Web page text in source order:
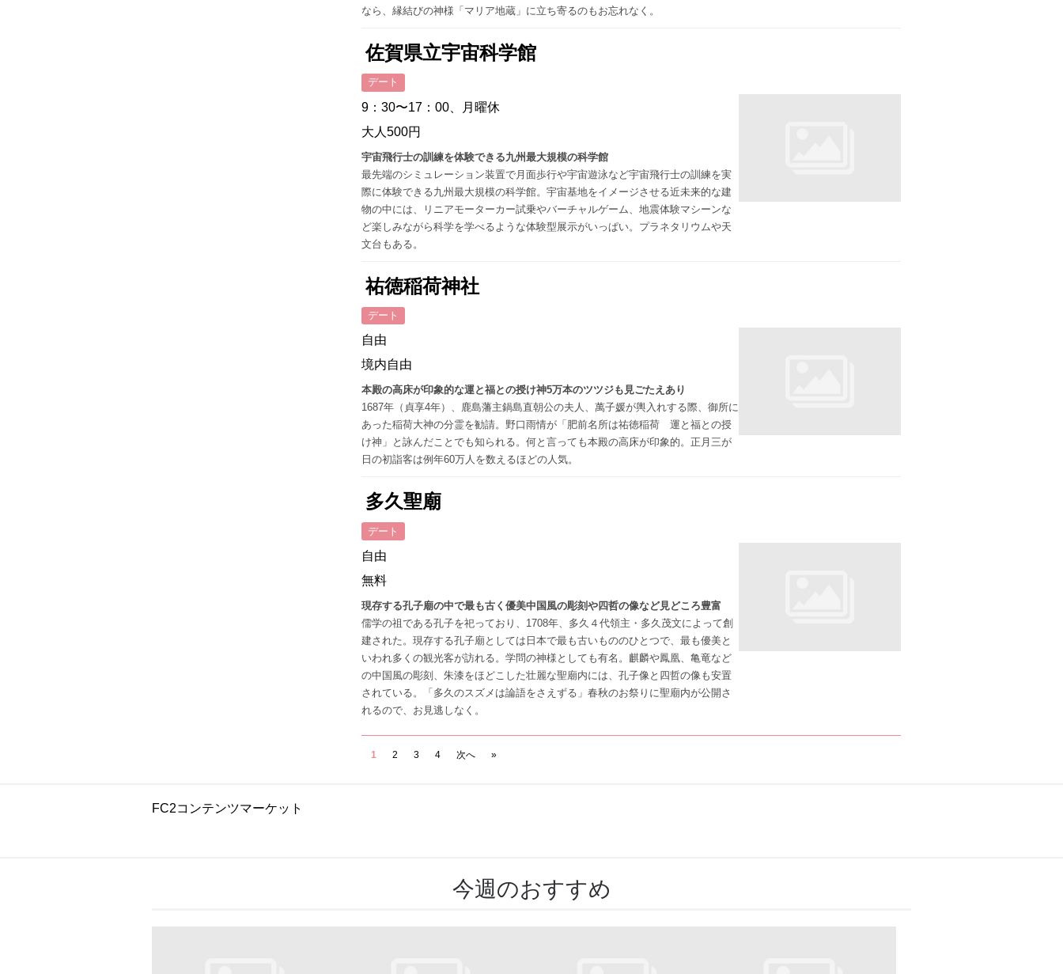
なら、縁結びの神様「マリア地蔵」に立ち寄るのもお忘れなく。
佐賀県立宇宙科学館
デート
9：30〜17：00、月曜休
大人500円
宇宙飛行士の訓練を体験できる九州最大規模の科学館
最先端のシミュレーション装置で月面歩行や宇宙遊泳など宇宙飛行士の訓練を実
際に体験できる九州最大規模の科学館。宇宙基地をイメージさせる近未来的な建
物の中には、リニアモーターカー試乗やバーチャルゲーム、地震体験マシーンな
ど楽しみながら科学を学べるような体験型展示がいっぱい。プラネタリウムや天
文台もある。
祐徳稲荷神社
デート
自由
境内自由
本殿の高床が印象的な運と福との授け神5万本のツツジも見ごたえあり
1687年（貞享4年）、鹿島藩主鍋島直朝公の夫人、萬子媛が輿入れする際、御所に
あった稲荷大神の分霊を勧請。野口雨情が「肥前名所は祐徳稲荷 運と福との授
け神」と詠んだことでも知られる。何と言っても本殿の高床が印象的。正月三が
日の初詣客は例年60万人を数えるほどの人気。
多久聖廟
デート
自由
無料
現存する孔子廟の中で最も古く優美中国風の彫刻や四哲の像など見どころ豊富
儒学の祖である孔子を祀っており、1708年、多久４代領主・多久茂文によって創
建された。現存する孔子廟としては日本で最も古いもののひとつで、最も優美と
いわれ多くの観光客が訪れる。学問の神様としても有名。麒麟や鳳凰、亀竜など
の中国風の彫刻、朱漆をほどこした壮麗な聖廟内には、孔子像と四哲の像も安置
されている。「多久のスズメは論語をさえずる」春秋のお祭りに聖廟内が公開さ
れるので、お見逃しなく。
1 2 3 4 次へ »
FC2コンテンツマーケット
今週のおすすめ